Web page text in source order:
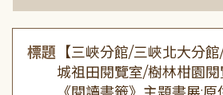
標題 【三峽分館/三峽北大分
城祖田閱覽室/樹林柑園閱